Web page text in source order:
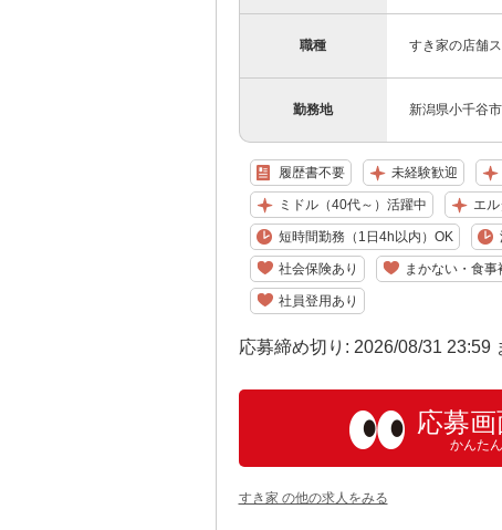
職種 すき家の店舗
勤務地 新潟県小千谷
履歴書不要 未経験歓迎
ミドル（40代～）活躍中 エ
短時間勤務（1日4h以内）OK
社会保険あり まかない・食事
社員登用あり
応募締め切り: 2026/08/31 23:59
応募
かんた
すき家 の他の求人をみる